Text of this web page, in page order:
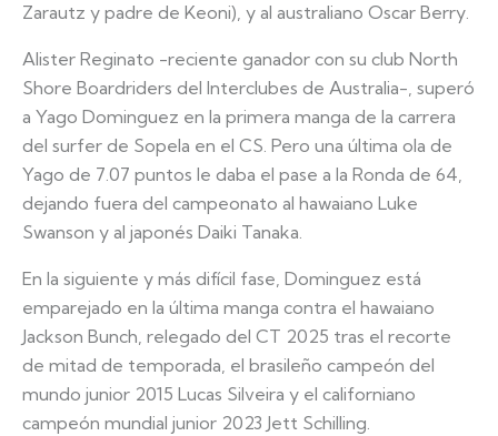
Zarautz y padre de Keoni), y al australiano Oscar Berry.
Alister Reginato -reciente ganador con su club North
Shore Boardriders del Interclubes de Australia-, superó
a Yago Dominguez en la primera manga de la carrera
del surfer de Sopela en el CS. Pero una última ola de
Yago de 7.07 puntos le daba el pase a la Ronda de 64,
dejando fuera del campeonato al hawaiano Luke
Swanson y al japonés Daiki Tanaka.
En la siguiente y más difícil fase, Dominguez está
emparejado en la última manga contra el hawaiano
Jackson Bunch, relegado del CT 2025 tras el recorte
de mitad de temporada, el brasileño campeón del
mundo junior 2015 Lucas Silveira y el californiano
campeón mundial junior 2023 Jett Schilling.